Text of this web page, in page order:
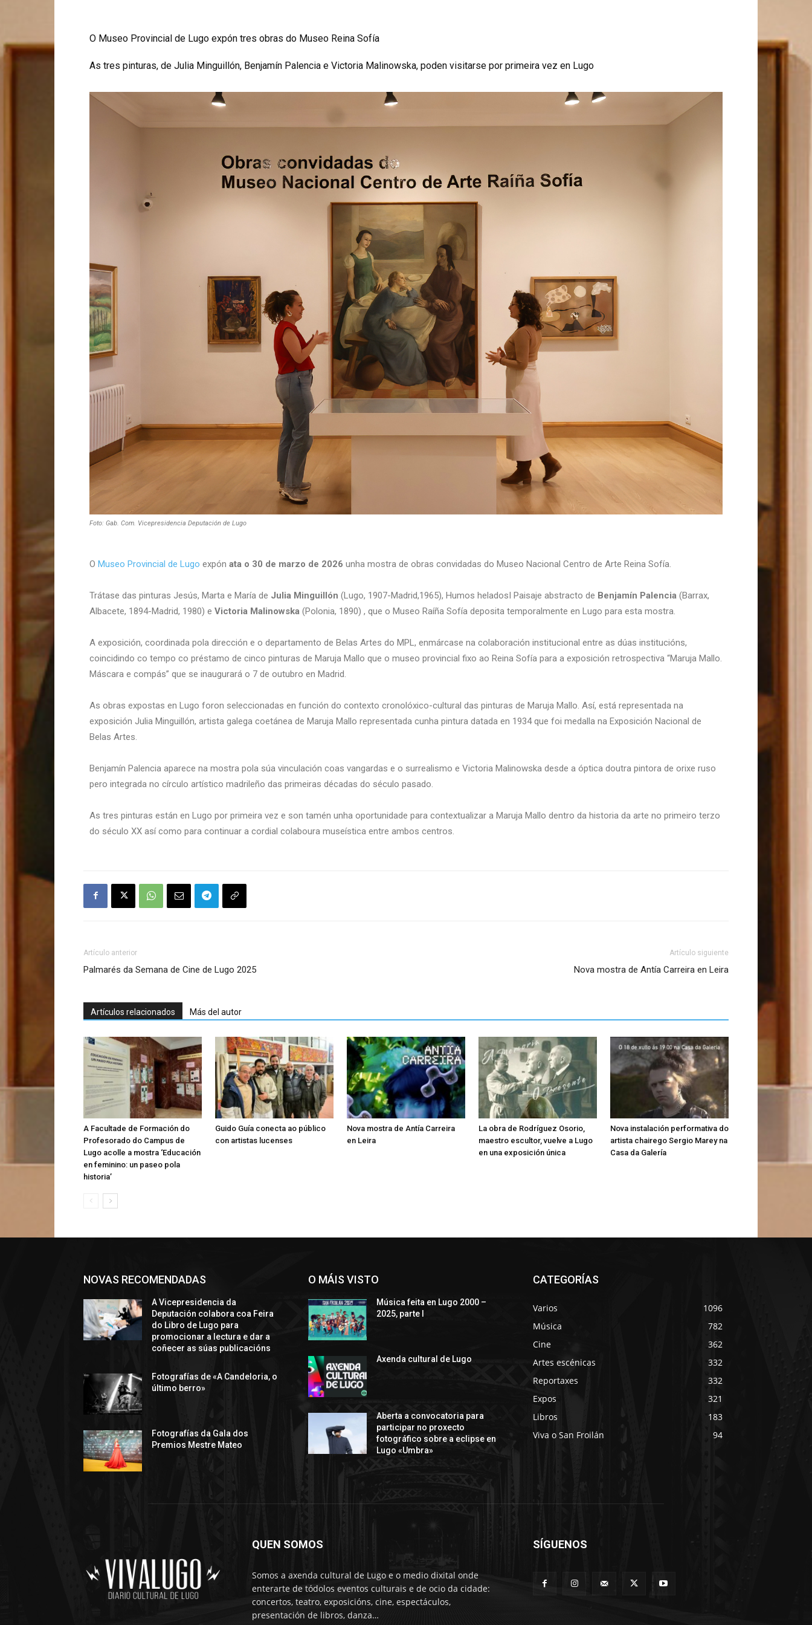
O Museo Provincial de Lugo expón tres obras do Museo Reina Sofía
As tres pinturas, de Julia Minguillón, Benjamín Palencia e Victoria Malinowska, poden visitarse por primeira vez en Lugo
Foto: Gab. Com. Vicepresidencia Deputación de Lugo
O Museo Provincial de Lugo expón ata o 30 de marzo de 2026 unha mostra de obras convidadas do Museo Nacional Centro de Arte Reina Sofía.
Trátase das pinturas Jesús, Marta e María de Julia Minguillón (Lugo, 1907-Madrid,1965), Humos heladosI Paisaje abstracto de Benjamín Palencia (Barrax,
Albacete, 1894-Madrid, 1980) e Victoria Malinowska (Polonia, 1890) , que o Museo Raíña Sofía deposita temporalmente en Lugo para esta mostra.
A exposición, coordinada pola dirección e o departamento de Belas Artes do MPL, enmárcase na colaboración institucional entre as dúas institucións,
coincidindo co tempo co préstamo de cinco pinturas de Maruja Mallo que o museo provincial fixo ao Reina Sofía para a exposición retrospectiva “Maruja Mallo.
Máscara e compás” que se inaugurará o 7 de outubro en Madrid.
As obras expostas en Lugo foron seleccionadas en función do contexto cronolóxico-cultural das pinturas de Maruja Mallo. Así, está representada na
exposición Julia Minguillón, artista galega coetánea de Maruja Mallo representada cunha pintura datada en 1934 que foi medalla na Exposición Nacional de
Belas Artes.
Benjamín Palencia aparece na mostra pola súa vinculación coas vangardas e o surrealismo e Victoria Malinowska desde a óptica doutra pintora de orixe ruso
pero integrada no círculo artístico madrileño das primeiras décadas do século pasado.
As tres pinturas están en Lugo por primeira vez e son tamén unha oportunidade para contextualizar a Maruja Mallo dentro da historia da arte no primeiro terzo
do século XX así como para continuar a cordial colaboura museística entre ambos centros.
Artículo anterior
Palmarés da Semana de Cine de Lugo 2025
Artículo siguiente
Nova mostra de Antía Carreira en Leira
Artículos relacionados Más del autor
A Facultade de Formación do
Profesorado do Campus de
Lugo acolle a mostra ‘Educación
en feminino: un paseo pola
historia’
Guido Guía conecta ao público
con artistas lucenses
Nova mostra de Antía Carreira
en Leira
La obra de Rodríguez Osorio,
maestro escultor, vuelve a Lugo
en una exposición única
Nova instalación performativa do
artista chairego Sergio Marey na
Casa da Galería
NOVAS RECOMENDADAS
A Vicepresidencia da
Deputación colabora coa Feira
do Libro de Lugo para
promocionar a lectura e dar a
coñecer as súas publicacións
Fotografías de «A Candeloria, o
último berro»
Fotografías da Gala dos
Premios Mestre Mateo
O MÁIS VISTO
Música feita en Lugo 2000 –
2025, parte I
Axenda cultural de Lugo
Aberta a convocatoria para
participar no proxecto
fotográfico sobre a eclipse en
Lugo «Umbra»
CATEGORÍAS
Varios
1096
Música
782
Cine
362
Artes escénicas
332
Reportaxes
332
Expos
321
Libros
183
Viva o San Froilán
94
QUEN SOMOS
Somos a axenda cultural de Lugo e o medio dixital onde
enterarte de tódolos eventos culturais e de ocio da cidade:
concertos, teatro, exposicións, cine, espectáculos,
presentación de libros, danza…
SÍGUENOS